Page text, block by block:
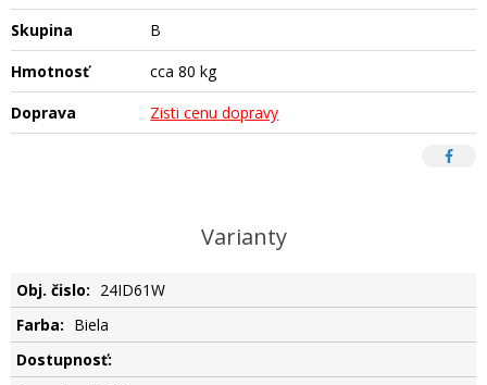
Skupina
B
Hmotnosť
cca 80 kg
Doprava
Zisti cenu dopravy
Varianty
24ID61W
Biela